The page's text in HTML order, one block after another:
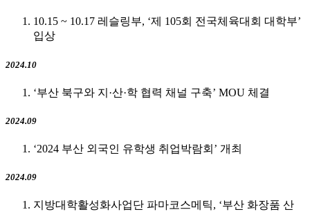
10.15 ~ 10.17 레슬링부, ‘제 105회 전국체육대회 대학부’
입상
2024.10
‘부산 북구와 지·산·학 협력 채널 구축’ MOU 체결
2024.09
‘2024 부산 외국인 유학생 취업박람회’ 개최
2024.09
지방대학활성화사업단 파마코스메틱, ‘부산 화장품 산